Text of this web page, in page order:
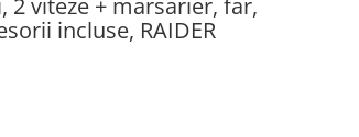
incluse, RAIDER